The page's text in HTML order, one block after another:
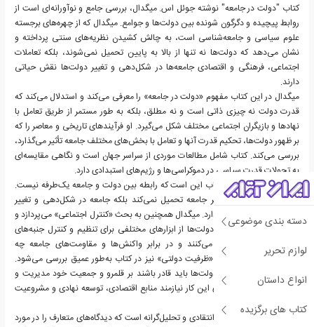
دسته بندی موضوعی
لوازم تحریر
انواع داستان
کتاب های برگزیده
کتاب "دولت در جامعه" نوشته جوئل اس. میگدال، بررسی جامع و نوآورانه‌ای است از
روابط پیچیده و دگرگون شونده بین دولت‌ها و جوامع. میگدال که از چهره‌های برجسته
علوم سیاسی و جامعه‌شناسی است، به چالش کشیدن نظریه‌های سنتی پرداخته و
نشان می‌دهد که دولت‌ها نه تنها از بالا به پایین تحمیل نمی‌شوند، بلکه تعاملات
اجتماعی، فرهنگی و اقتصادی جامعه‌ها در شکل‌دهی و تغییر دولت‌ها نقش حیاتی
دارند.
میگدال در این کتاب مفهوم «دولت در جامعه» را معرفی می‌کند و استدلال می‌کند که
قدرت دولت نه چیزی ذاتی است و نه مطلق، بلکه به طور مستمر از طریق تعامل با
نهادها و بازیگران اجتماعی مختلف شکل می‌گیرد. او فرآیندهای تاریخی و معاصر را که
بر ظهور دولت‌ها، تحکیم قدرت آنها و تعامل با بخش‌های مختلف جامعه تأثیر می‌گذارد،
بررسی می‌کند. کتاب شامل مطالعات موردی از سراسر جهان است و نگاهی مقایسه‌ای
به تحولات قدرت سیاسی در دموکراسی‌ها و رژیم‌های استبدادی دارد.
یکی از نکات کلیدی در کتاب این است که رابطه بین دولت و جامعه یک‌طرفه نیست.
دولت تنها اراده خود را بر جامعه تحمیل نمی‌کند بلکه جامعه در شکل‌دهی و تغییر
ساختارهای دولتی نقش دارد. میگدال همچنین به بحث «کنترل اجتماعی» می‌پردازد و
بررسی می‌کند که چگونه دولت‌ها از ابزارهای مختلفی برای تنظیم و کنترل جنبه‌های
مختلف جامعه استفاده می‌کنند و در برابر واکنش‌ها و مقاومت‌های جامعه چه
پاسخ‌هایی دارند. مفهوم «ظرفیت دولتی» نیز در کتاب به‌طور عمیق بررسی می‌شود.
میگدال بیان می‌کند که دولت‌ها باید قادر باشند بر قلمرو و جمعیت خود مدیریت و
کنترل اعمال کنند، که برای این کار نیازمند منابع اقتصادی، توسعه نهادی و مشروعیت
سیاسی هستند.
"دولت در جامعه" یک اثر انتقادی و تحلیل‌گرانه است که دیدگاه‌های متعارف را در مورد